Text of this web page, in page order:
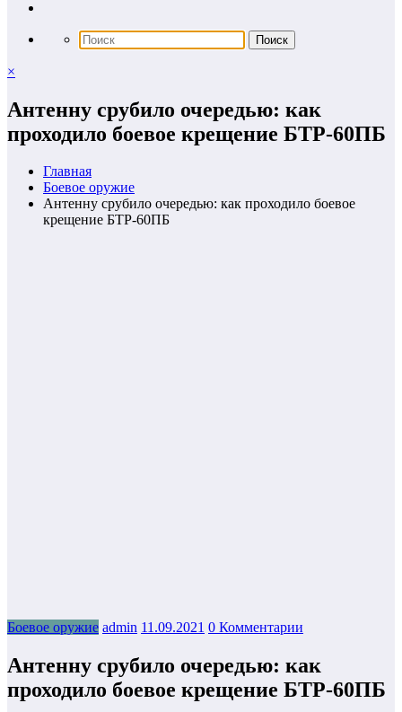
×
Антенну срубило очередью: как
проходило боевое крещение БТР-60ПБ
Главная
Боевое оружие
Антенну срубило очередью: как проходило боевое
крещение БТР-60ПБ
Боевое оружие admin 11.09.2021 0 Комментарии
Антенну срубило очередью: как
проходило боевое крещение БТР-60ПБ